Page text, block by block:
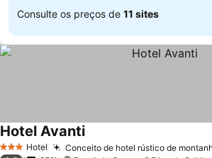
Consulte os preços de 11 sites
3 EstrelasHotel Conceito de hotel rústico de
Hotel AvantiVer preços